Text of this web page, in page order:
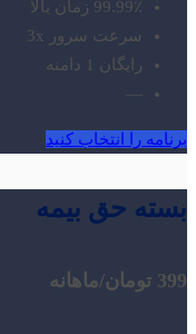
99.99٪ زمان بالا
سرعت سرور 3x
رایگان 1 دامنه
—
برنامه را انتخاب کنید
بسته حق بیمه
399 تومان /ماهانه